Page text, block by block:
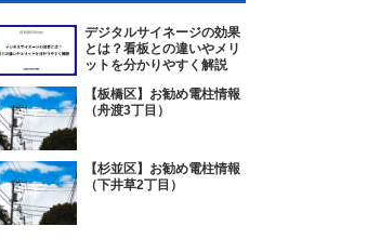
デジタルサイネージの効果
とは？看板との違いやメリ
ットを分かりやすく解説
【板橋区】お勧め電柱情報
（舟渡3丁目）
【杉並区】お勧め電柱情報
（下井草2丁目）